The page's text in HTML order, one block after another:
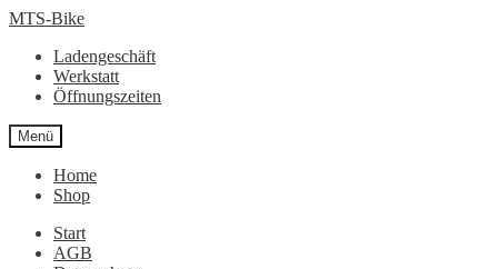
Zur
springen
Zum
springen
MTS-Bike
Ladengeschäft
Werkstatt
Öffnungszeiten
Menü
Home
Shop
Start
AGB